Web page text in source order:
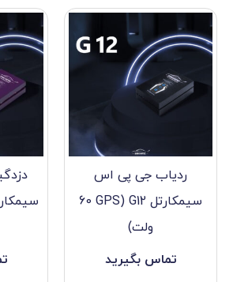
سیمکارتل G12 (60 GPS
دزدگیر و ردیاب موتور
سیمکارتل GM12 (60 GPS